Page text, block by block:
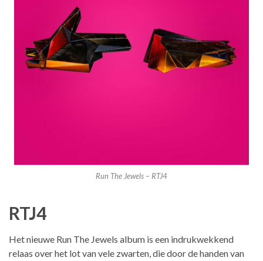
Run The Jewels – RTJ4
RTJ4
Het nieuwe Run The Jewels album is een indrukwekkend
relaas over het lot van vele zwarten, die door de handen van